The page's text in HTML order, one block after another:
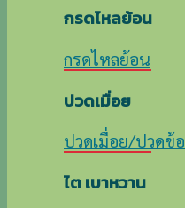
กรดไหลย้อน
กรดไหลย้อน
ปวดเมื่อย
ปวดเมื่อย/ปวดข้อ
ไต เบาหวาน